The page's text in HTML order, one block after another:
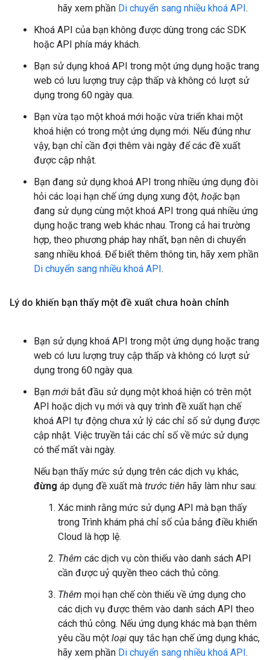
hãy xem phần Di chuyển sang nhiều khoá API.
Khoá API của bạn không được dùng trong các SDK
hoặc API phía máy khách.
Bạn sử dụng khoá API trong một ứng dụng hoặc trang
web có lưu lượng truy cập thấp và không có lượt sử
dụng trong 60 ngày qua.
Bạn vừa tạo một khoá mới hoặc vừa triển khai một
khoá hiện có trong một ứng dụng mới. Nếu đúng như
vậy, bạn chỉ cần đợi thêm vài ngày để các đề xuất
được cập nhật.
Bạn đang sử dụng khoá API trong nhiều ứng dụng đòi
hỏi các loại hạn chế ứng dụng xung đột, hoặc bạn
đang sử dụng cùng một khoá API trong quá nhiều ứng
dụng hoặc trang web khác nhau. Trong cả hai trường
hợp, theo phương pháp hay nhất, bạn nên di chuyển
sang nhiều khoá. Để biết thêm thông tin, hãy xem phần
Di chuyển sang nhiều khoá API.
Lý do khiến bạn thấy một đề xuất chưa hoàn chỉnh
Bạn sử dụng khoá API trong một ứng dụng hoặc trang
web có lưu lượng truy cập thấp và không có lượt sử
dụng trong 60 ngày qua.
Bạn mới bắt đầu sử dụng một khoá hiện có trên một
API hoặc dịch vụ mới và quy trình đề xuất hạn chế
khoá API tự động chưa xử lý các chỉ số sử dụng được
cập nhật. Việc truyền tải các chỉ số về mức sử dụng
có thể mất vài ngày.
Nếu bạn thấy mức sử dụng trên các dịch vụ khác,
đừng áp dụng đề xuất mà trước tiên hãy làm như sau:
Xác minh rằng mức sử dụng API mà bạn thấy
trong Trình khám phá chỉ số của bảng điều khiển
Cloud là hợp lệ.
Thêm các dịch vụ còn thiếu vào danh sách API
cần được uỷ quyền theo cách thủ công.
Thêm mọi hạn chế còn thiếu về ứng dụng cho
các dịch vụ được thêm vào danh sách API theo
cách thủ công. Nếu ứng dụng khác mà bạn thêm
yêu cầu một loại quy tắc hạn chế ứng dụng khác,
hãy xem phần Di chuyển sang nhiều khoá API.